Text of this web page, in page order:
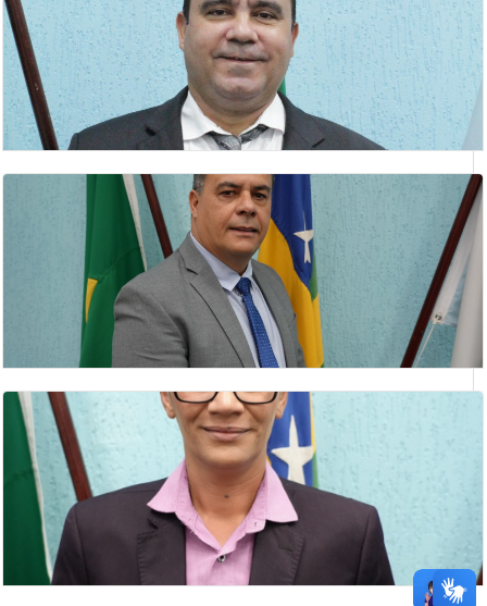
HELSON BARBOSA DE SOUZA
Vereador(a)
IDELVAN EVANGELISTA DO NASCIMENTO
Vice- Presidente
JAIR HUMBERTO DA SILVA
Presidente da Câmara Municipal de Catalão